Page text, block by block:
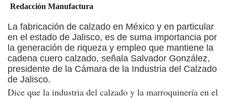
Redacción Manufactura
La fabricación de calzado en México y en particular
en el estado de Jalisco, es de suma importancia por
la generación de riqueza y empleo que mantiene la
cadena cuero calzado, señala Salvador González,
presidente de la Cámara de la Industria del Calzado
de Jalisco.
Dice que la industria del calzado y la marroquinería en el